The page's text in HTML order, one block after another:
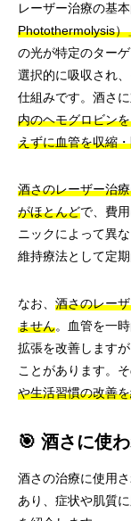
レーザー治療の基
Photothermolysis）
の光が特定のター
選択的に吸収され
仕組みです。酒さ
内のヘモグロビン
えずに血管を収縮
酒さのレーザー治
がほとんどで、費
ニックによって異
維持療法として定
なお、 酒さのレー
ません。血管を一
拡張を改善します
ことがあります。そ
や生活習慣の改善
🎯 酒さに使
酒さの治療に使用
あり、症状や肌質